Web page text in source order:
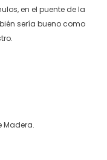
en el puente de la
sería bueno como
Madera.